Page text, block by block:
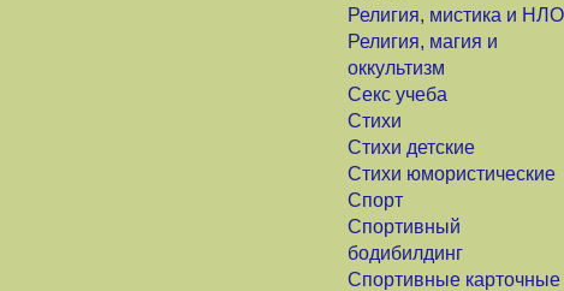
Религия, мистика и НЛО
Религия, магия и
оккультизм
Секс учеба
Стихи
Стихи детские
Стихи юмористические
Спорт
Спортивный
бодибилдинг
Спортивные карточные